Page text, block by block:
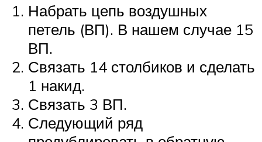
Набрать цепь воздушных
петель (ВП). В нашем случае 15
ВП.
Связать 14 столбиков и сделать
1 накид.
Связать 3 ВП.
Следующий ряд